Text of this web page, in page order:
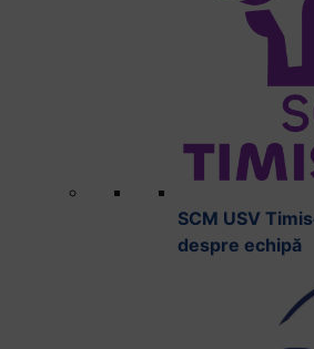
SCM USV
despre echipă